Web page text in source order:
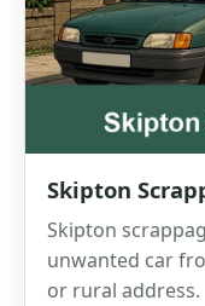
Skipton
Skipton
unwanted car
or rural address.